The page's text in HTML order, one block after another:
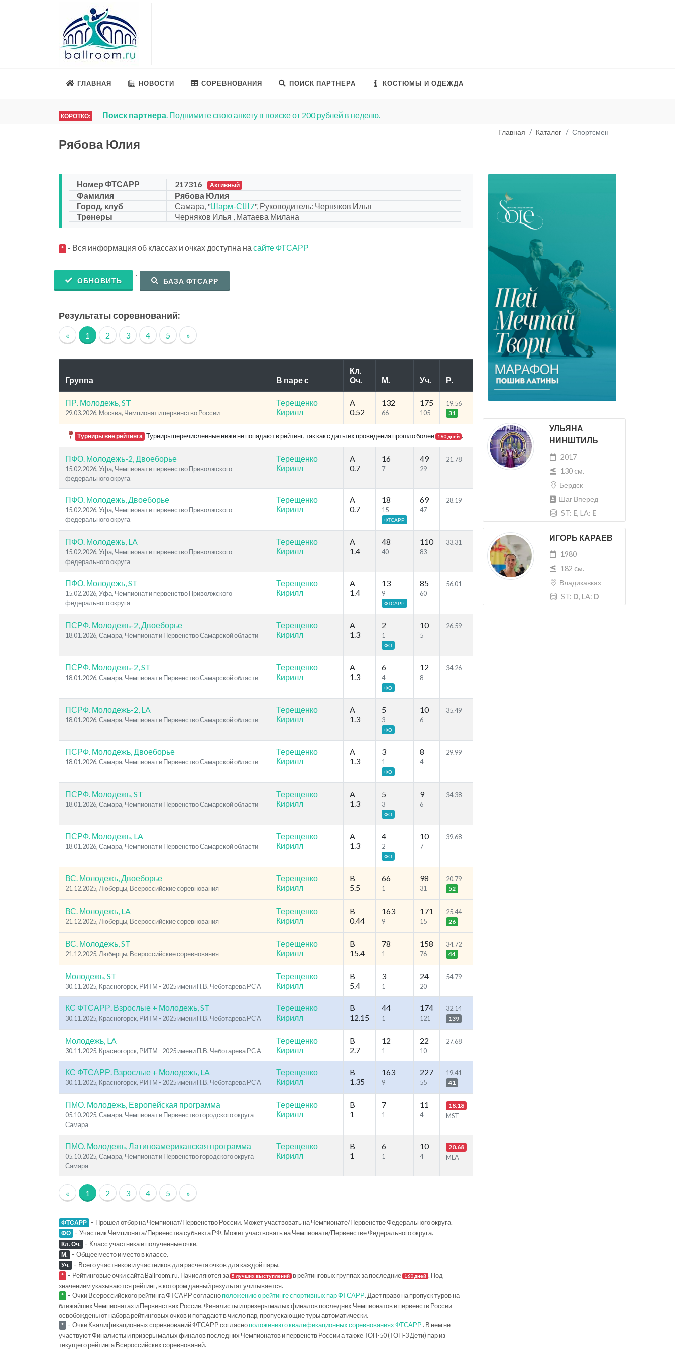
ГЛАВНАЯ НОВОСТИ СОРЕВНОВАНИЯ ПОИСК ПАРТНЕРА КОСТЮМЫ И ОДЕЖДА
КОРОТКО: Поиск партнера. Поднимите свою анкету в поиске от 200 рублей в неделю.
Главная Каталог Спортсмен
Рябова Юлия
УЛЬЯНА
НИНШТИЛЬ
2017
130 cм.
Бердск
Шаг Вперед
ST: E, LA: E
ИГОРЬ КАРАЕВ
1980
182 cм.
Владикавказ
ST: D, LA: D
Номер ФТСАРР 217316 Активный
Фамилия
Рябова Юлия
Город, клуб
Самара, "Шарм-СШ7", Руководитель: Черняков Илья
Тренеры
Черняков Илья , Матаева Милана
* - Вся информация об классах и очках доступна на сайте ФТСАРР
ОБНОВИТЬ
.
БАЗА ФТСАРР
Результаты соревнований:
« 1 2 3 4 5 »
Группа В паре с
Кл.
Оч.
М. Уч. Р.
ПР. Молодежь, ST
29.03.2026, Москва, Чемпионат и первенство России
Терещенко
Кирилл
A
0.52
132
66
175
105
19.56
31
Турниры вне рейтинга Турниры перечисленные ниже не попадают в рейтинг, так как с даты их проведения прошло более 160 дней .
ПФО. Молодежь-2, Двоеборье
15.02.2026, Уфа, Чемпионат и первенство Приволжского
федерального округа
Терещенко
Кирилл
A
0.7
16
7
49
29
21.78
ПФО. Молодежь, Двоеборье
15.02.2026, Уфа, Чемпионат и первенство Приволжского
федерального округа
Терещенко
Кирилл
A
0.7
18
15
ФТСАРР
69
47
28.19
ПФО. Молодежь, LA
15.02.2026, Уфа, Чемпионат и первенство Приволжского
федерального округа
Терещенко
Кирилл
A
1.4
48
40
110
83
33.31
ПФО. Молодежь, ST
15.02.2026, Уфа, Чемпионат и первенство Приволжского
федерального округа
Терещенко
Кирилл
A
1.4
13
9
ФТСАРР
85
60
56.01
ПСРФ. Молодежь-2, Двоеборье
18.01.2026, Самара, Чемпионат и Первенство Самарской области
Терещенко
Кирилл
A
1.3
2
1
ФО
10
5
26.59
ПСРФ. Молодежь-2, ST
18.01.2026, Самара, Чемпионат и Первенство Самарской области
Терещенко
Кирилл
A
1.3
6
4
ФО
12
8
34.26
ПСРФ. Молодежь-2, LA
18.01.2026, Самара, Чемпионат и Первенство Самарской области
Терещенко
Кирилл
A
1.3
5
3
ФО
10
6
35.49
ПСРФ. Молодежь, Двоеборье
18.01.2026, Самара, Чемпионат и Первенство Самарской области
Терещенко
Кирилл
A
1.3
3
1
ФО
8
4
29.99
ПСРФ. Молодежь, ST
18.01.2026, Самара, Чемпионат и Первенство Самарской области
Терещенко
Кирилл
A
1.3
5
3
ФО
9
6
34.38
ПСРФ. Молодежь, LA
18.01.2026, Самара, Чемпионат и Первенство Самарской области
Терещенко
Кирилл
A
1.3
4
2
ФО
10
7
39.68
ВС. Молодежь, Двоеборье
21.12.2025, Люберцы, Всероссийские соревнования
Терещенко
Кирилл
B
5.5
66
1
98
31
20.79
52
ВС. Молодежь, LA
21.12.2025, Люберцы, Всероссийские соревнования
Терещенко
Кирилл
B
0.44
163
9
171
15
25.44
26
ВС. Молодежь, ST
21.12.2025, Люберцы, Всероссийские соревнования
Терещенко
Кирилл
B
15.4
78
1
158
76
34.72
44
Молодежь, ST
30.11.2025, Красногорск, РИТМ - 2025 имени П.В. Чеботарева РС А
Терещенко
Кирилл
B
5.4
3
1
24
20
54.79
КС ФТСАРР. Взрослые + Молодежь, ST
30.11.2025, Красногорск, РИТМ - 2025 имени П.В. Чеботарева РС А
Терещенко
Кирилл
B
12.15
44
1
174
121
32.14
139
Молодежь, LA
30.11.2025, Красногорск, РИТМ - 2025 имени П.В. Чеботарева РС А
Терещенко
Кирилл
B
2.7
12
1
22
10
27.68
КС ФТСАРР. Взрослые + Молодежь, LA
30.11.2025, Красногорск, РИТМ - 2025 имени П.В. Чеботарева РС А
Терещенко
Кирилл
B
1.35
163
9
227
55
19.41
41
ПМО. Молодежь, Европейская программа
05.10.2025, Самара, Чемпионат и Первенство городского округа
Самара
Терещенко
Кирилл
B
1
7
1
11
4
18.18
MST
ПМО. Молодежь, Латиноамериканская программа
05.10.2025, Самара, Чемпионат и Первенство городского округа
Самара
Терещенко
Кирилл
B
1
6
1
10
4
20.68
MLA
« 1 2 3 4 5 »
ФТСАРР - Прошел отбор на Чемпионат/Первенство России. Может участвовать на Чемпионате/Первенстве Федерального округа.
ФО - Участник Чемпионата/Первенства субьекта РФ. Может участвовать на Чемпионате/Первенстве Федерального округа.
Кл. Оч. - Класс участника и полученные очки.
М. - Общее место и место в классе.
Уч. - Всего участников и участников для расчета очков для каждой пары.
* - Рейтинговые очки сайта Ballroom.ru. Начисляются за 5 лучших выступлений в рейтинговых группах за последние 160 дней . Под
значением указываются рейтинг, в котором данный результат учитывается.
* - Очки Всероссийского рейтинга ФТСАРР согласноположению о рейтинге спортивных пар ФТСАРР. Дает право на пропуск туров на
ближайших Чемпионатах и Первенствах России. Финалисты и призеры малых финалов последних Чемпионатов и первенств России
освобождены от набора рейтинговых очков и попадают в число пар, пропускающие туры автоматически.
* - Очки Квалификационных соревнований ФТСАРР согласноположению о квалификационных соревнованиях ФТСАРР. В нем не
участвуют Финалисты и призеры малых финалов последних Чемпионатов и первенств России а также ТОП-50 (ТОП-3 Дети) пар из
текущего рейтинга Всероссийских соревнований.